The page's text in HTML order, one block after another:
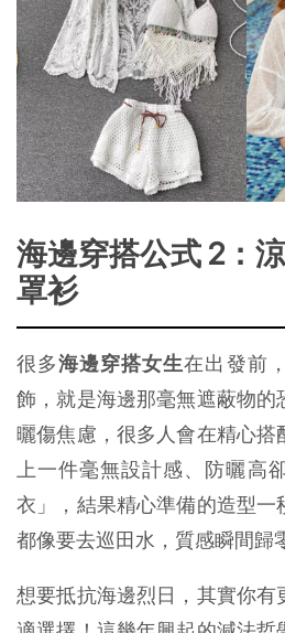
海邊穿搭公式 2：
罩衫
很多海邊穿搭女生在出發前
飾，就是海邊那毫無遮蔽物
曬傷焦慮，很多人會在精心搭
上一件毫無設計感、防曬高
衣」，結果精心準備的造型
都像要去巡田水，質感瞬間歸
想要抵抗海邊烈日，其實你有